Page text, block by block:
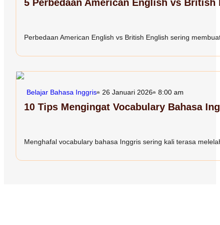
5 Perbedaan American English vs
Perbedaan American English vs British English sering
Belajar Bahasa Inggris 26 Januari 2026 8:00 am
10 Tips Mengingat Vocabulary Bahasa
Menghafal vocabulary bahasa Inggris sering kali terasa